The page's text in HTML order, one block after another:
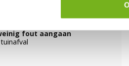
fout aangaan